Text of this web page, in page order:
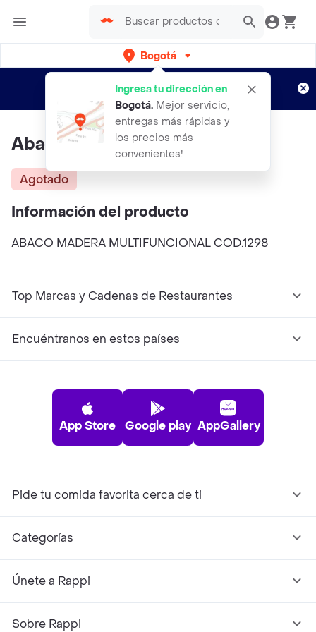
Bogotá
Ingresa tu dirección en
Bogotá. Mejor servicio,
entregas más rápidas y
los precios más
convenientes!
envíos gratis por semanas
Aplican TyC
Abaco Madera Multifuncional
Agotado
Información del producto
ABACO MADERA MULTIFUNCIONAL COD.1298
Top Marcas y Cadenas de Restaurantes
Encuéntranos en estos países
App Store Google play AppGallery
Pide tu comida favorita cerca de ti
Categorías
Únete a Rappi
Sobre Rappi